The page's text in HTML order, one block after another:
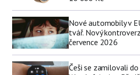
Nové automobily v
tvář. Nový
července 2026
Češi se zamilovali